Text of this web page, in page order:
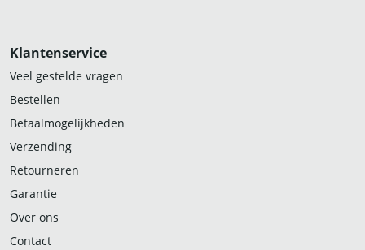
Klantenservice
Veel gestelde vragen
Bestellen
Betaalmogelijkheden
Verzending
Retourneren
Garantie
Over ons
Contact